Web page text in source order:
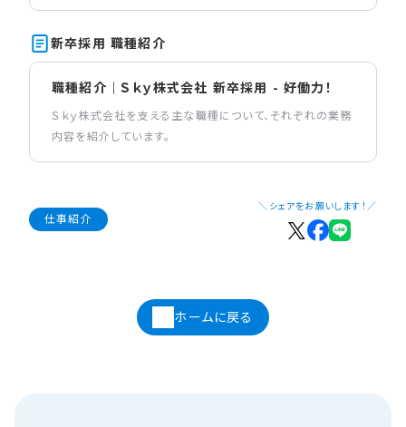
新卒採用 職種紹介
職種紹介｜Ｓｋｙ株式会社 新卒採用 - 好働力！
Ｓｋｙ株式会社を支える主な職種について、それぞれの業務
内容を紹介しています。
仕事紹介
＼シェアをお願いします！／
ホームに戻る